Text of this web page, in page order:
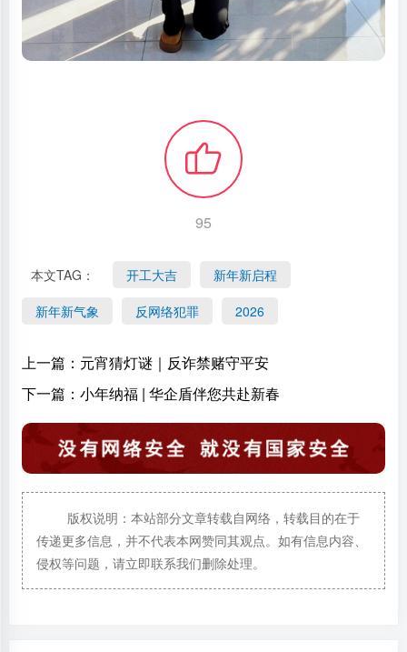
95
本文TAG： 开工大吉
新年新启程
新年新气象
反网络犯罪 2026
上一篇： 元宵猜灯谜｜反诈禁赌守平安
下一篇：小年纳福 | 华企盾伴您共赴新春
版权说明：本站部分文章转载自网络，转载目的在于
传递更多信息，并不代表本网赞同其观点。如有信息内容、
侵权等问题，请立即联系我们删除处理。